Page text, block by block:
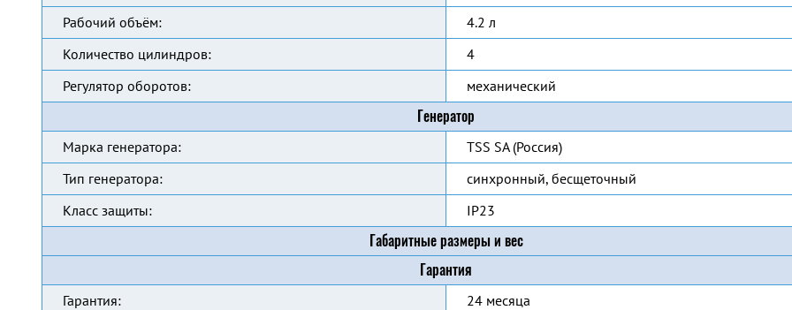
Рабочий объём:
4.2 л
Количество цилиндров:
4
Регулятор оборотов:
механический
Генератор
Марка генератора:
TSS SA (Россия)
Тип генератора:
синхронный, бесщеточный
Класс защиты:
IP23
Габаритные размеры и вес
Гарантия
Гарантия: 24 месяца